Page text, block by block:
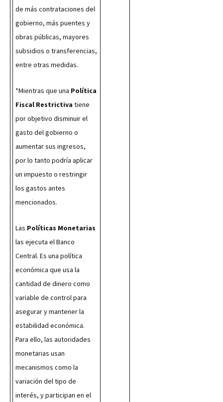
de más contrataciones del
gobierno, más puentes y
obras públicas, mayores
subsidios o transferencias,
entre otras medidas.
*Mientras que una Política
Fiscal Restrictiva tiene
por objetivo disminuir el
gasto del gobierno o
aumentar sus ingresos,
por lo tanto podría aplicar
un impuesto o restringir
los gastos antes
mencionados.
Las Políticas Monetarias
las ejecuta el Banco
Central. Es una política
económica que usa la
cantidad de dinero como
variable de control para
asegurar y mantener la
estabilidad económica.
Para ello, las autoridades
monetarias usan
mecanismos como la
variación del tipo de
interés, y participan en el